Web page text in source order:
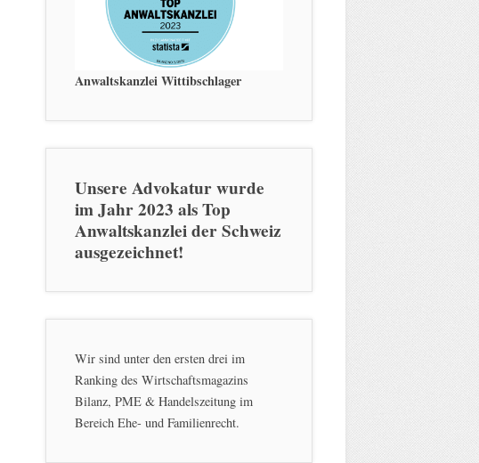
Anwaltskanzlei Wittibschlager
Unsere Advokatur wurde
im Jahr 2023 als Top
Anwaltskanzlei der Schweiz
ausgezeichnet!
Wir sind unter den ersten drei im
Ranking des Wirtschaftsmagazins
Bilanz, PME & Handelszeitung im
Bereich Ehe- und Familienrecht.